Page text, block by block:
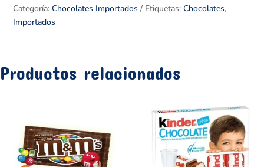
cantidad
Categoría:Chocolates Importados Etiquetas:Chocolates,
Importados
Productos relacionados